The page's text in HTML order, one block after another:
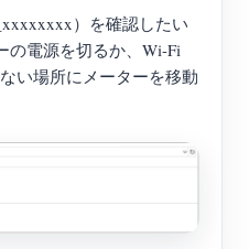
）を確認したい
の電源を切るか、Wi-Fi
い場所にメーターを移動